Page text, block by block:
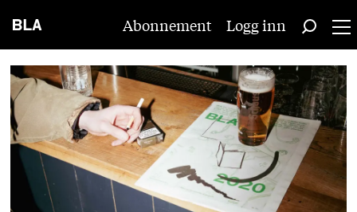
Abonnement Logg inn
Tag:
øyvind
holen